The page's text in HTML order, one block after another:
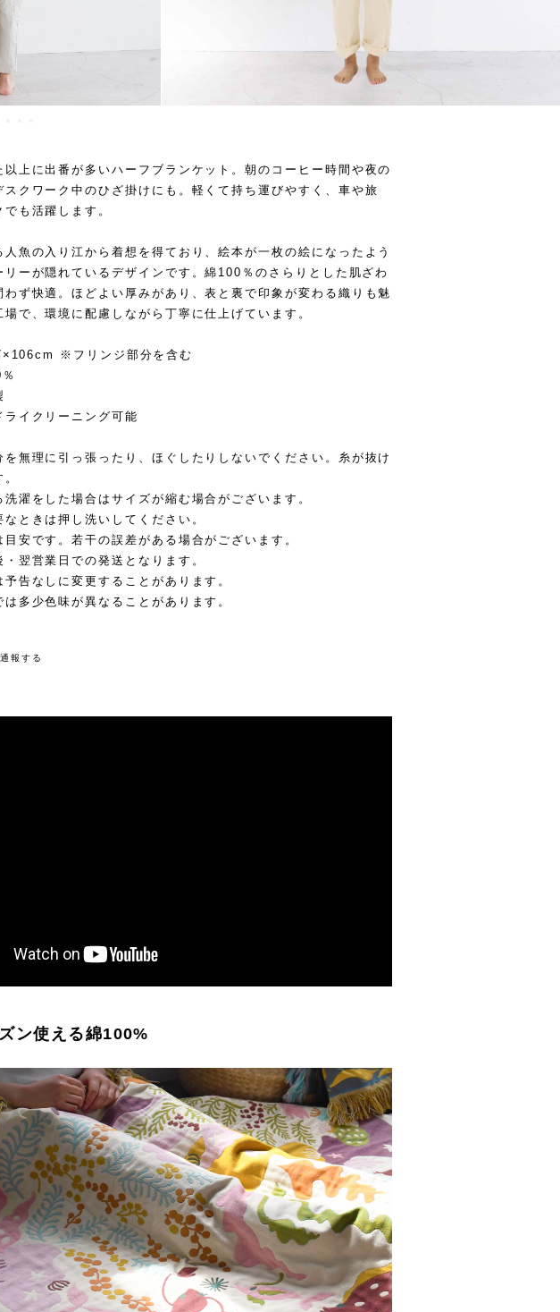
以上に出番が多いハーフブランケット。朝のコーヒー時間や夜の
スクワーク中のひざ掛けにも。軽くて持ち運びやすく、車や旅
も活躍します。
人魚の入り江から着想を得ており、絵本が一枚の絵になったよう
リーが隠れているデザインです。綿100％のさらりとした肌ざわ
わず快適。ほどよい厚みがあり、表と裏で印象が変わる織りも魅
で、環境に配慮しながら丁寧に仕上げています。
※フリンジ部分を含む
ライクリーニング可能
無理に引っ張ったり、ほぐしたりしないでください。糸が抜け
濯をした場合はサイズが縮む場合がございます。
ときは押し洗いしてください。
安です。若干の誤差がある場合がございます。
翌営業日での発送となります。
告なしに変更することがあります。
多少色味が異なることがあります。
通報する
ン使える綿100%